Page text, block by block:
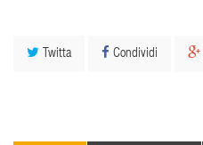
Twitta Condividi